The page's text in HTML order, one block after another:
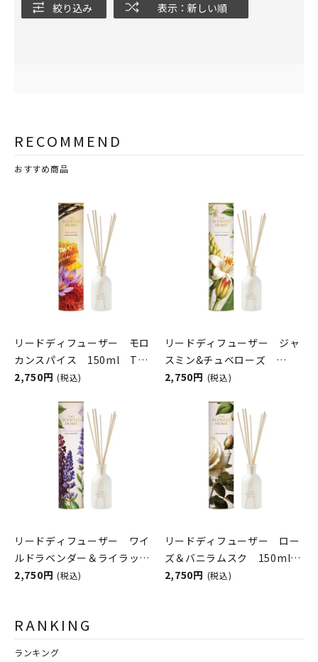
絞り込み 表示：新しい順
RECOMMEND
おすすめ商品
リードディフューザー モロ
カンスパイス 150ml The
Scented Home by Ashleigh
2,750円 (税込)
リードディフューザー ジャ
スミン&チュベローズ
150ml The Scented
2,750円 (税込)
リードディフューザー ワイ
ルドラベンダー＆ライラッ
ク 150ml The Scented
2,750円 (税込)
リードディフューザー ロー
ズ＆バニラムスク 150ml
The Scented Home by
2,750円 (税込)
RANKING
ランキング